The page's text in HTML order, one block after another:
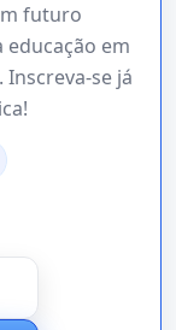
futuro
em
se já